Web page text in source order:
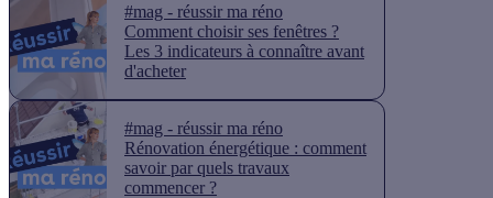
#mag - réussir ma réno
Comment choisir ses fenêtres ?
Les 3 indicateurs à connaître avant
d'acheter
#mag - réussir ma réno
Rénovation énergétique : comment
savoir par quels travaux
commencer ?